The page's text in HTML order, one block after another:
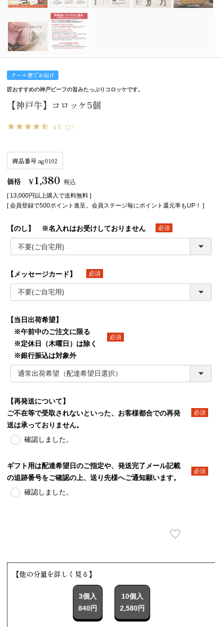
クール便でお届け
匠おすすめの神戸ビーフの旨みたっぷりコロッケです。
【神戸牛】コロッケ5個
4.5 （2）
商品番号 ag0102
価格 ¥1,380 税込
[ 13,000円以上購入で送料無料 ]
[ 会員登録で500ポイント進呈。会員ステージ毎にポイント還元率もUP！ ]
【のし】 ※名入れはお受けしておりません
(必須)
【メッセージカード】
(必須)
【当日出荷希望】
※午前中のご注文に限る
※定休日（木曜日）は除く
※銀行振込は対象外
【再発送について】
ご不在等で受取されないといった、お客様都合での再発
送は承っておりません。
確認しました。
ギフト用は配達希望日のご指定や、発送完了メール記載
の追跡番号をご確認の上、送り先様へご通知願います。
確認しました。
【他の分量を詳しく見る】
3個入
840円
10個入
2,580円